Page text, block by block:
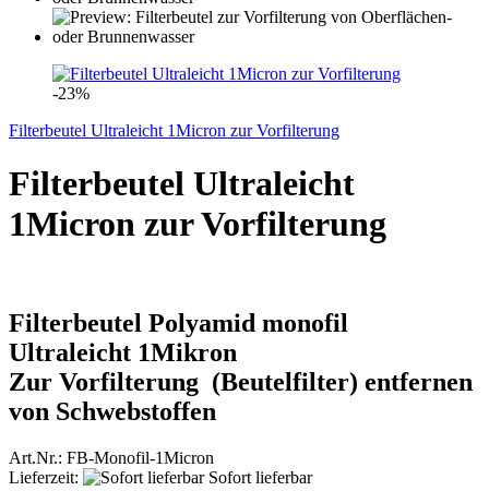
-23%
Filterbeutel Ultraleicht 1Micron zur Vorfilterung
Filterbeutel Ultraleicht
1Micron zur Vorfilterung
Filterbeutel Polyamid monofil
Ultraleicht 1Mikron
Zur Vorfilterung (Beutelfilter) entfernen
von Schwebstoffen
Art.Nr.: FB-Monofil-1Micron
Lieferzeit:
Sofort lieferbar